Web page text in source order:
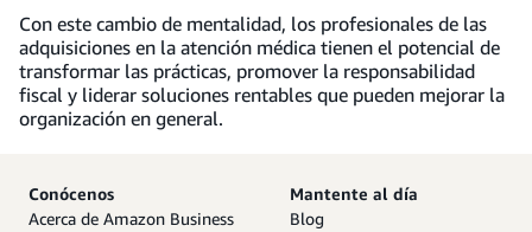
Con este cambio de mentalidad, los profesionales de las
adquisiciones en la atención médica tienen el potencial de
transformar las prácticas, promover la responsabilidad
fiscal y liderar soluciones rentables que pueden mejorar la
organización en general.
Conócenos
Acerca de Amazon Business
Mantente al día
Blog